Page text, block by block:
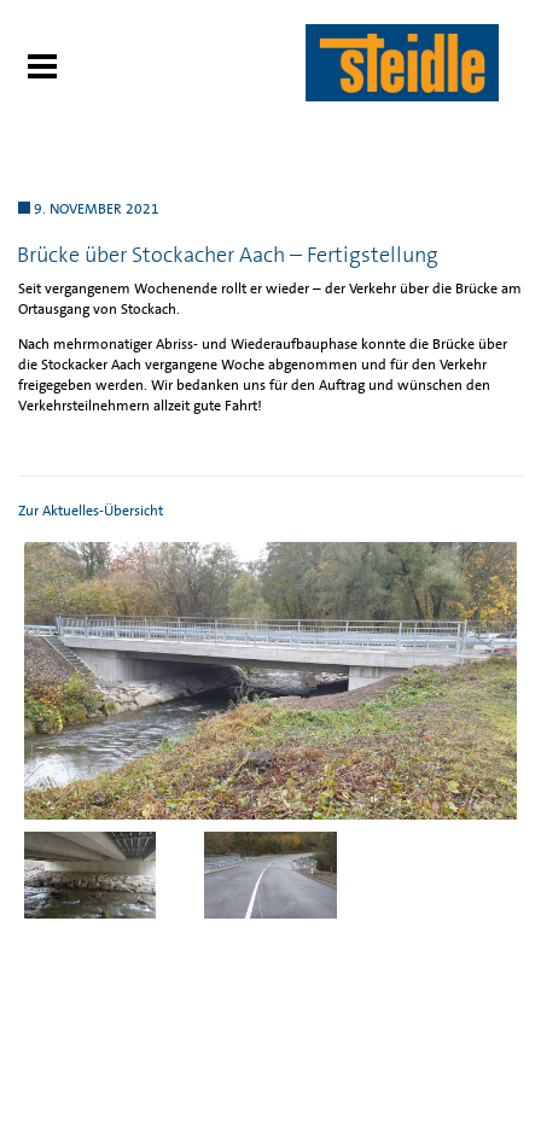
9. NOVEMBER 2021
Brücke über Stockacher Aach – Fertigstellung
Seit vergangenem Wochenende rollt er wieder – der Verkehr über die Brücke am
Ortausgang von Stockach.
Nach mehrmonatiger Abriss- und Wiederaufbauphase konnte die Brücke über
die Stockacker Aach vergangene Woche abgenommen und für den Verkehr
freigegeben werden. Wir bedanken uns für den Auftrag und wünschen den
Verkehrsteilnehmern allzeit gute Fahrt!
Zur Aktuelles-Übersicht